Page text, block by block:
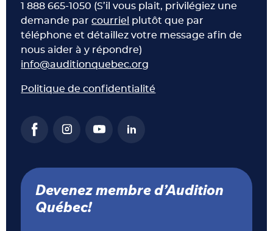
1 888 665-1050 (S’il vous plait, privilégiez une
demande parcourriel plutôt que par
téléphone et détaillez votre message afin de
nous aider à y répondre)
info@auditionquebec.org
Politique de confidentialité
Devenez membre d’Audition
Québec!